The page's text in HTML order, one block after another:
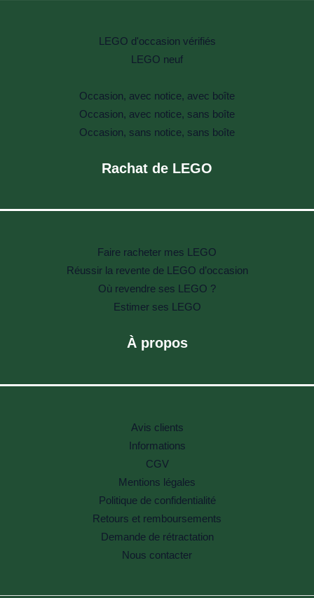
LEGO d'occasion vérifiés
LEGO neuf
Occasion, avec notice, avec boîte
Occasion, avec notice, sans boîte
Occasion, sans notice, sans boîte
Rachat de LEGO
Faire racheter mes LEGO
Réussir la revente de LEGO d’occasion
Où revendre ses LEGO ?
Estimer ses LEGO
À propos
Avis clients
Informations
CGV
Mentions légales
Politique de confidentialité
Retours et remboursements
Demande de rétractation
Nous contacter